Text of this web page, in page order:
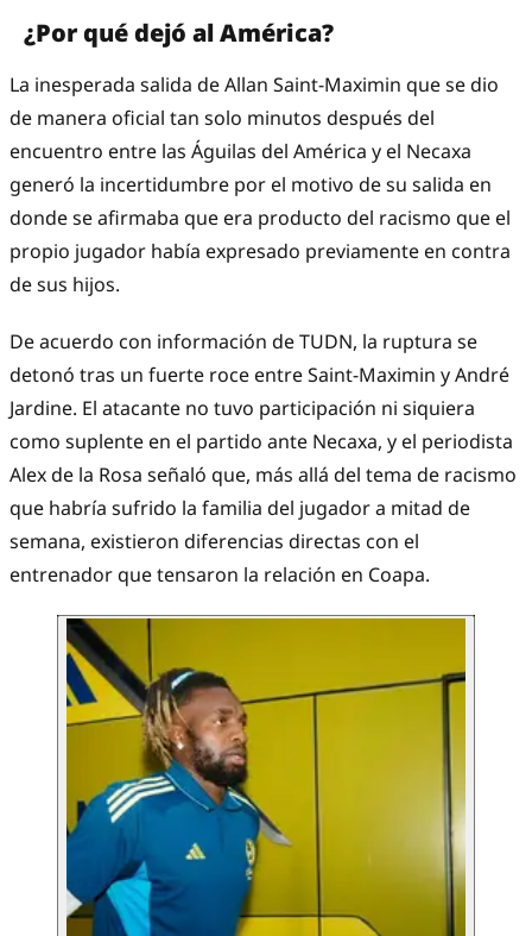
¿Por qué dejó al América?
La inesperada salida de Allan Saint-Maximin que se dio
de manera oficial tan solo minutos después del
encuentro entre las Águilas del América y el Necaxa
generó la incertidumbre por el motivo de su salida en
donde se afirmaba que era producto del racismo que el
propio jugador había expresado previamente en contra
de sus hijos.
De acuerdo con información de TUDN, la ruptura se
detonó tras un fuerte roce entre Saint-Maximin y André
Jardine. El atacante no tuvo participación ni siquiera
como suplente en el partido ante Necaxa, y el periodista
Alex de la Rosa señaló que, más allá del tema de racismo
que habría sufrido la familia del jugador a mitad de
semana, existieron diferencias directas con el
entrenador que tensaron la relación en Coapa.